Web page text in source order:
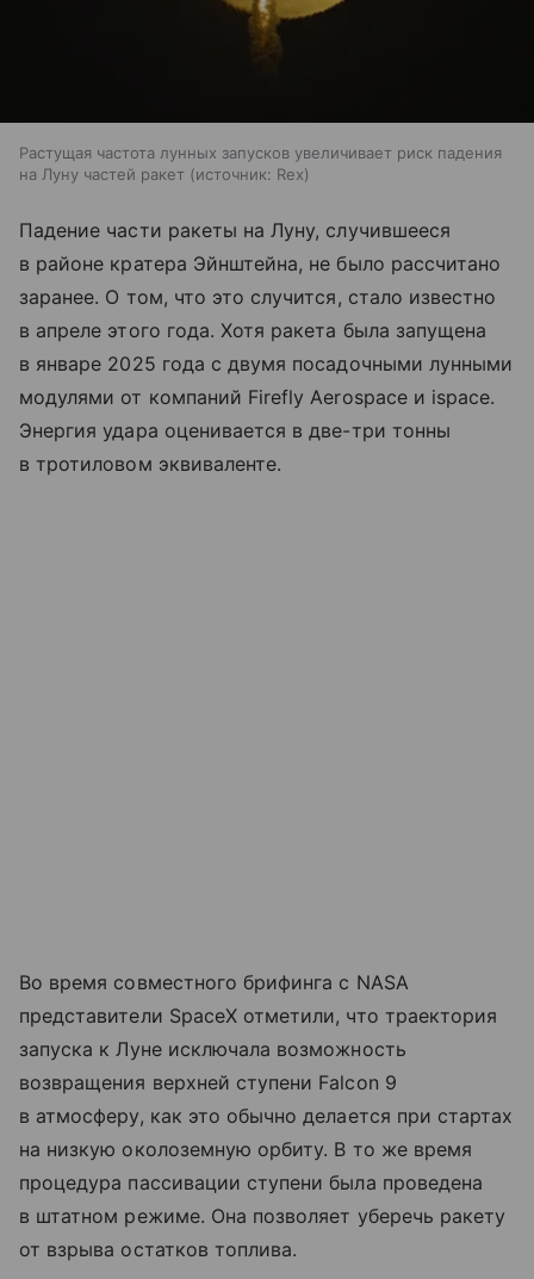
Растущая частота лунных запусков увеличивает риск падения
на Луну частей ракет
источник: Rex
Падение части ракеты на Луну, случившееся
в районе кратера Эйнштейна, не было рассчитано
заранее. О том, что это случится, стало известно
в апреле этого года. Хотя ракета была запущена
в январе 2025 года с двумя посадочными лунными
модулями от компаний Firefly Aerospace и ispace.
Энергия удара оценивается в две-три тонны
в тротиловом эквиваленте.
Во время совместного брифинга с NASA
представители SpaceX отметили, что траектория
запуска к Луне исключала возможность
возвращения верхней ступени Falcon 9
в атмосферу, как это обычно делается при стартах
на низкую околоземную орбиту. В то же время
процедура пассивации ступени была проведена
в штатном режиме. Она позволяет уберечь ракету
от взрыва остатков топлива.